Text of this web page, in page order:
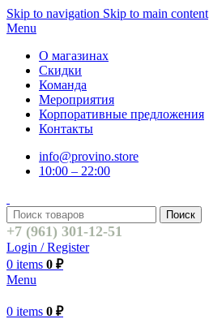
Skip to navigation Skip to main content
Menu
О магазинах
Скидки
Команда
Мероприятия
Корпоративные предложения
Контакты
info@provino.store
10:00 – 22:00
Поиск
+7 (961) 301-12-51
Login / Register
0 items 0 ₽
Menu
0 items 0 ₽